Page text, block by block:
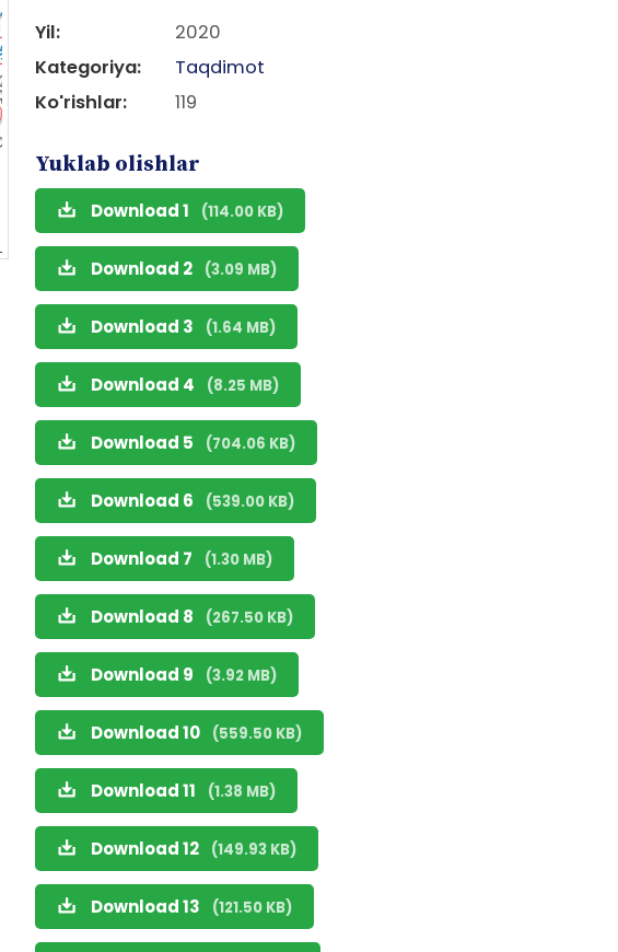
Yil:
2020
Kategoriya:
Taqdimot
Ko'rishlar:
119
Yuklab olishlar
Download 1 (114.00 KB)
Download 2 (3.09 MB)
Download 3 (1.64 MB)
Download 4 (8.25 MB)
Download 5 (704.06 KB)
Download 6 (539.00 KB)
Download 7 (1.30 MB)
Download 8 (267.50 KB)
Download 9 (3.92 MB)
Download 10 (559.50 KB)
Download 11 (1.38 MB)
Download 12 (149.93 KB)
Download 13 (121.50 KB)